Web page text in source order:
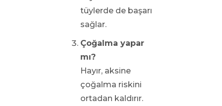
tüylerde de başarı
sağlar.
Çoğalma yapar
mı?
Hayır, aksine
çoğalma riskini
ortadan kaldırır.